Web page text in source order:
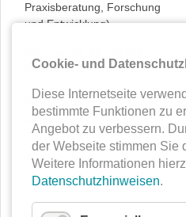
Praxisberatung, Forschung
und Entwicklung)
Dresden
Postfach 20 0 1 43 • 01191
Dresden
Projektpartner
Cookie- und
Diese Internetseite
bestimmte Funktionen zu
Angebot zu verbessern.
der Webseite stimmen Sie
Weitere Informationen
Datenschutzhinweisen.